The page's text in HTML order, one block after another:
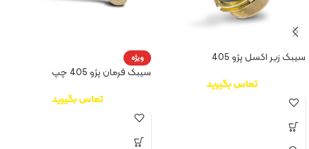
سیبک زیر اکسل پژو 405
تماس بگیرید
ویژه
سیبک فرمان پژو 405 چپ
تماس بگیرید